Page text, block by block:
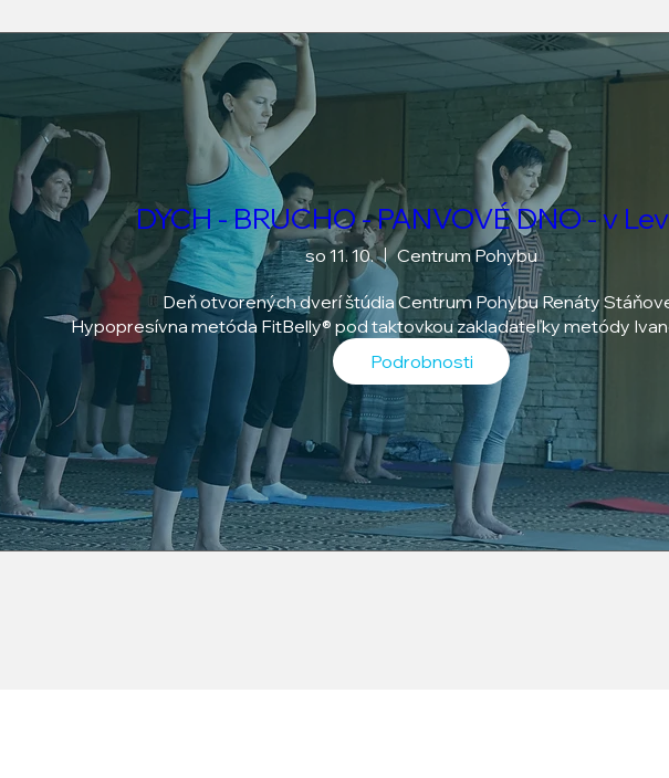
DYCH - BRUCHO - PANVOVÉ DNO - v
so 11. 10. Centrum Pohybu
Deň otvorených dverí štúdia Centrum Pohybu Renáty
Hypopresívna metóda FitBelly® pod taktovkou zakladateľky metódy
Podrobnosti